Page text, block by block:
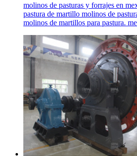
molinos de pasturas y forrajes en
pastura de martillo molinos de
molinos de martillos para pastura.